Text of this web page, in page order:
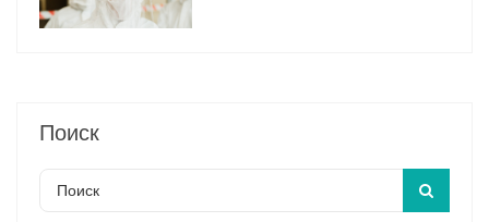
Поиск